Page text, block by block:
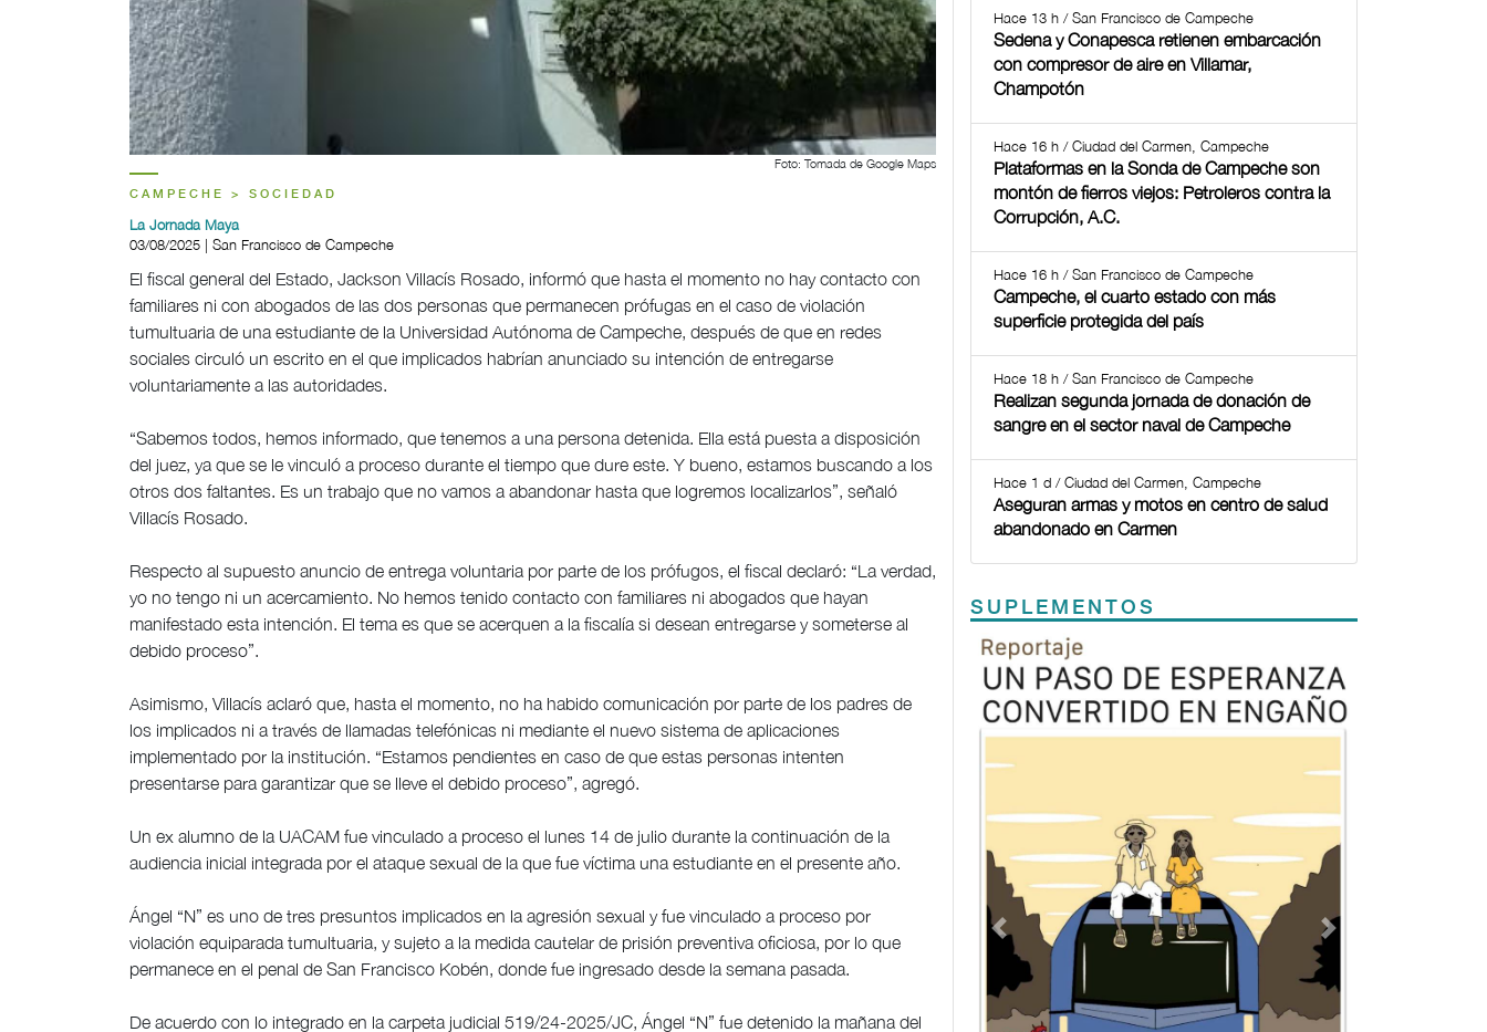
Foto: Tomada de Google Maps
CAMPECHE > SOCIEDAD
La Jornada Maya
03/08/2025 | San Francisco de Campeche
El fiscal general del Estado, Jackson Villacís Rosado, informó que hasta el momento no hay contacto con
familiares ni con abogados de las dos personas que permanecen prófugas en el caso de violación
tumultuaria de una estudiante de la Universidad Autónoma de Campeche, después de que en redes
sociales circuló un escrito en el que implicados habrían anunciado su intención de entregarse
voluntariamente a las autoridades.
“Sabemos todos, hemos informado, que tenemos a una persona detenida. Ella está puesta a disposición
del juez, ya que se le vinculó a proceso durante el tiempo que dure este. Y bueno, estamos buscando a los
otros dos faltantes. Es un trabajo que no vamos a abandonar hasta que logremos localizarlos”, señaló
Villacís Rosado.
Respecto al supuesto anuncio de entrega voluntaria por parte de los prófugos, el fiscal declaró: “La verdad,
yo no tengo ni un acercamiento. No hemos tenido contacto con familiares ni abogados que hayan
manifestado esta intención. El tema es que se acerquen a la fiscalía si desean entregarse y someterse al
debido proceso”.
Asimismo, Villacís aclaró que, hasta el momento, no ha habido comunicación por parte de los padres de
los implicados ni a través de llamadas telefónicas ni mediante el nuevo sistema de aplicaciones
implementado por la institución. “Estamos pendientes en caso de que estas personas intenten
presentarse para garantizar que se lleve el debido proceso”, agregó.
Un ex alumno de la UACAM fue vinculado a proceso el lunes 14 de julio durante la continuación de la
audiencia inicial integrada por el ataque sexual de la que fue víctima una estudiante en el presente año.
Ángel “N” es uno de tres presuntos implicados en la agresión sexual y fue vinculado a proceso por
violación equiparada tumultuaria, y sujeto a la medida cautelar de prisión preventiva oficiosa, por lo que
permanece en el penal de San Francisco Kobén, donde fue ingresado desde la semana pasada.
De acuerdo con lo integrado en la carpeta judicial 519/24-2025/JC, Ángel “N” fue detenido la mañana del
Hace 13 h / San Francisco de Campeche
Sedena y Conapesca retienen embarcación
con compresor de aire en Villamar,
Champotón
Hace 16 h / Ciudad del Carmen, Campeche
Plataformas en la Sonda de Campeche son
montón de fierros viejos: Petroleros contra la
Corrupción, A.C.
Hace 16 h / San Francisco de Campeche
Campeche, el cuarto estado con más
superficie protegida del país
Hace 18 h / San Francisco de Campeche
Realizan segunda jornada de donación de
sangre en el sector naval de Campeche
Hace 1 d / Ciudad del Carmen, Campeche
Aseguran armas y motos en centro de salud
abandonado en Carmen
SUPLEMENTOS
Previous Next